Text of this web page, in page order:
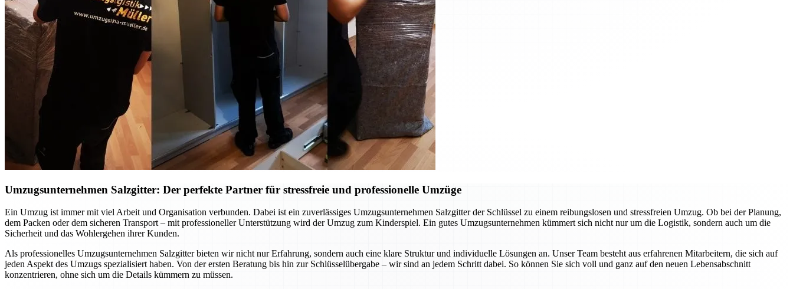
Umzugsunternehmen Salzgitter: Der perfekte Partner für stressfreie und professionelle Umzüge
Ein Umzug ist immer mit viel Arbeit und Organisation verbunden. Dabei ist ein zuverlässiges Umzugsunternehmen Salzgitter der Schlüssel zu einem reibungslosen und stressfreien Umzug. Ob bei der Planung,
dem Packen oder dem sicheren Transport – mit professioneller Unterstützung wird der Umzug zum Kinderspiel. Ein gutes Umzugsunternehmen kümmert sich nicht nur um die Logistik, sondern auch um die
Sicherheit und das Wohlergehen ihrer Kunden.
Als professionelles Umzugsunternehmen Salzgitter bieten wir nicht nur Erfahrung, sondern auch eine klare Struktur und individuelle Lösungen an. Unser Team besteht aus erfahrenen Mitarbeitern, die sich auf
jeden Aspekt des Umzugs spezialisiert haben. Von der ersten Beratung bis hin zur Schlüsselübergabe – wir sind an jedem Schritt dabei. So können Sie sich voll und ganz auf den neuen Lebensabschnitt
konzentrieren, ohne sich um die Details kümmern zu müssen.